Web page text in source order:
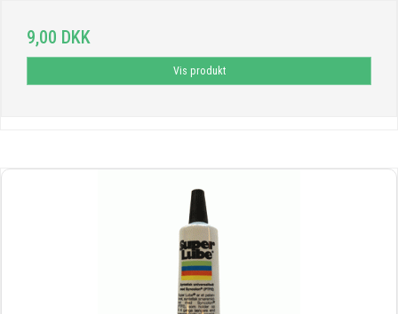
9,00 DKK
Vis produkt